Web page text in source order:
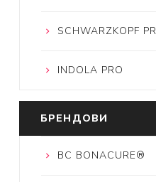
SCHWARZKOPF
INDOLA PRO
БРЕНДОВИ
BC BONACURE®